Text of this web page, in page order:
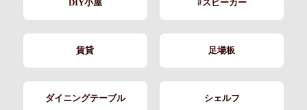
DIY小屋 #スピーカー
賃貸 足場板
ダイニングテーブル シェルフ